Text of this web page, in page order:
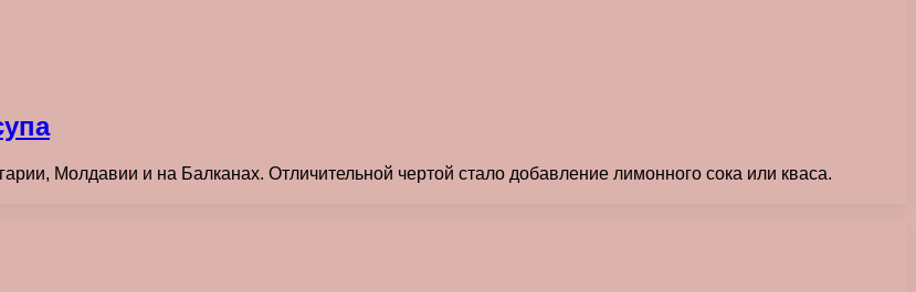
Молдавии и на Балканах. Отличительной чертой стало добавление лимонного сока или кваса.